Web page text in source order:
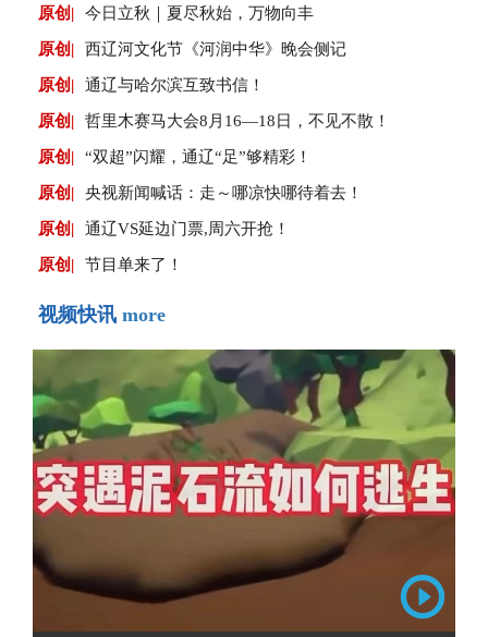
原创| 今日立秋｜夏尽秋始，万物向丰
原创| 西辽河文化节《河润中华》晚会侧记
原创| 通辽与哈尔滨互致书信！
原创| 哲里木赛马大会8月16—18日，不见不散！
原创| “双超”闪耀，通辽“足”够精彩！
原创| 央视新闻喊话：走～哪凉快哪待着去！
原创| 通辽VS延边门票,周六开抢！
原创| 节目单来了！
视频快讯 more